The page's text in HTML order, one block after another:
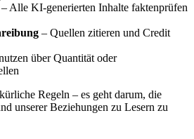
– Alle KI-generierten Inhalte faktenprüfen
– Quellen zitieren und Credit
über Quantität oder
Regeln – es geht darum, die
unserer Beziehungen zu Lesern zu